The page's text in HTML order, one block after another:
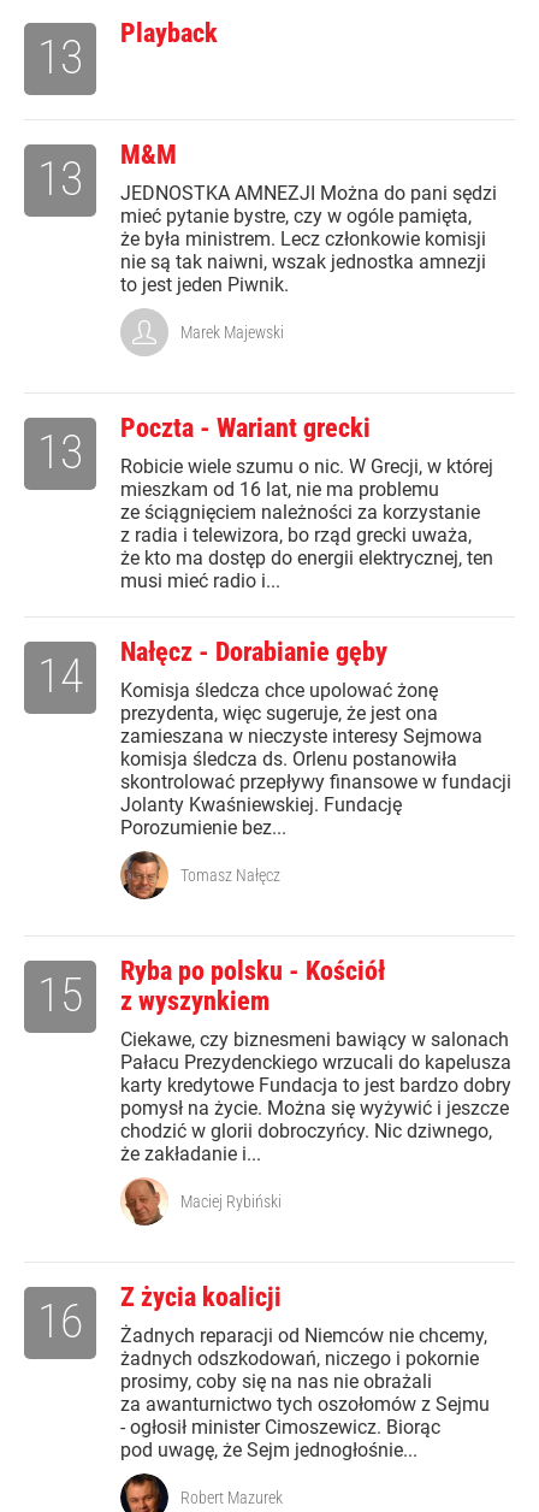
Playback
13
M&M
JEDNOSTKA AMNEZJI Można do pani sędzi
mieć pytanie bystre, czy w ogóle pamięta,
że była ministrem. Lecz członkowie komisji
nie są tak naiwni, wszak jednostka amnezji
to jest jeden Piwnik.
13
Marek Majewski
Poczta - Wariant grecki
Robicie wiele szumu o nic. W Grecji, w której
mieszkam od 16 lat, nie ma problemu
ze ściągnięciem należności za korzystanie
z radia i telewizora, bo rząd grecki uważa,
że kto ma dostęp do energii elektrycznej, ten
musi mieć radio i...
13
Nałęcz - Dorabianie gęby
Komisja śledcza chce upolować żonę
prezydenta, więc sugeruje, że jest ona
zamieszana w nieczyste interesy Sejmowa
komisja śledcza ds. Orlenu postanowiła
skontrolować przepływy finansowe w fundacji
Jolanty Kwaśniewskiej. Fundację
Porozumienie bez...
14
Tomasz Nałęcz
Ryba po polsku - Kościół
z wyszynkiem
Ciekawe, czy biznesmeni bawiący w salonach
Pałacu Prezydenckiego wrzucali do kapelusza
karty kredytowe Fundacja to jest bardzo dobry
pomysł na życie. Można się wyżywić i jeszcze
chodzić w glorii dobroczyńcy. Nic dziwnego,
że zakładanie i...
15
Maciej Rybiński
Z życia koalicji
Żadnych reparacji od Niemców nie chcemy,
żadnych odszkodowań, niczego i pokornie
prosimy, coby się na nas nie obrażali
za awanturnictwo tych oszołomów z Sejmu
- ogłosił minister Cimoszewicz. Biorąc
pod uwagę, że Sejm jednogłośnie...
16
Robert Mazurek